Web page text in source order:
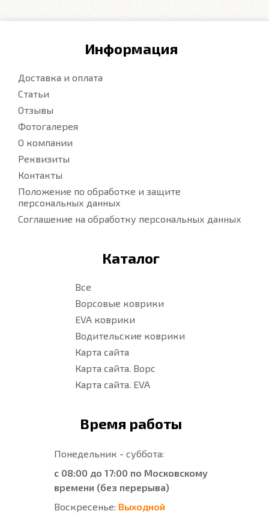
Информация
Доставка и оплата
Статьи
Отзывы
Фотогалерея
О компании
Реквизиты
Контакты
Положение по обработке и защите
персональных данных
Соглашение на обработку персональных данных
Каталог
Все
Ворсовые коврики
EVA коврики
Водительские коврики
Карта сайта
Карта сайта. Ворс
Карта сайта. EVA
Время работы
Понедельник - суббота:
с 08:00 до 17:00 по Московскому
времени (без перерыва)
Воскресенье: Выходной